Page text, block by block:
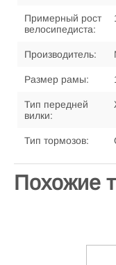
Примерный рост
велосипедиста:
Производитель:
Размер рамы:
Тип передней
вилки:
Тип тормозов:
Похожие